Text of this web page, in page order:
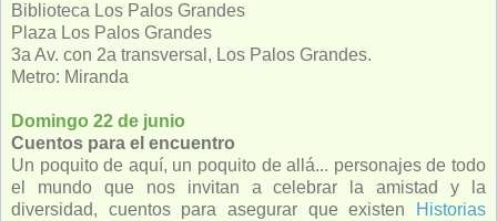
Biblioteca Los Palos Grandes
Plaza Los Palos Grandes
3a Av. con 2a transversal, Los Palos Grandes.
Metro: Miranda
Domingo 22 de junio
Cuentos para el encuentro
Un poquito de aquí, un poquito de allá... personajes de todo
el mundo que nos invitan a celebrar la amistad y la
diversidad, cuentos para asegurar que existen
Historias